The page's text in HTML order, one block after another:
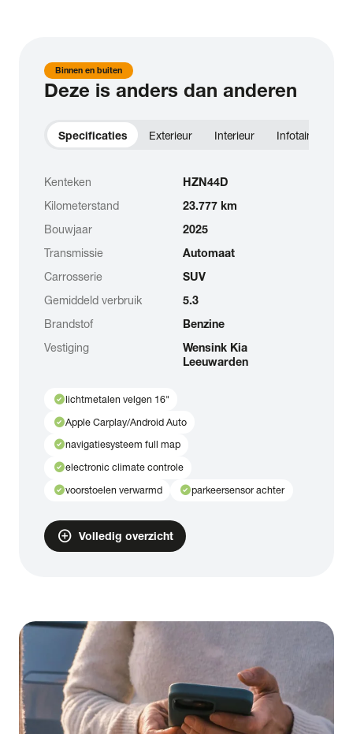
Binnen en buiten
Deze is anders dan anderen
Specificaties Exterieur Interieur Infotainment
Kenteken
HZN44D
Kilometerstand
23.777 km
Bouwjaar
2025
Transmissie
Automaat
Carrosserie
SUV
Gemiddeld verbruik
5.3
Brandstof
Benzine
Vestiging
Wensink Kia
Leeuwarden
check_circlelichtmetalen velgen 16"
check_circleApple Carplay/Android Auto
check_circlenavigatiesysteem full map
check_circleelectronic climate controle
check_circlevoorstoelen verwarmd check_circleparkeersensor achter
add_circle Volledig overzicht